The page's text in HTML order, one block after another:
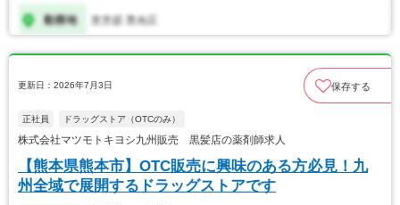
更新日：2026年7月3日 保存する
正社員 ドラッグストア（OTCのみ）
株式会社マツモトキヨシ九州販売 黒髪店の薬剤師求人
【熊本県熊本市】OTC販売に興味のある方必見！九
州全域で展開するドラッグストアです